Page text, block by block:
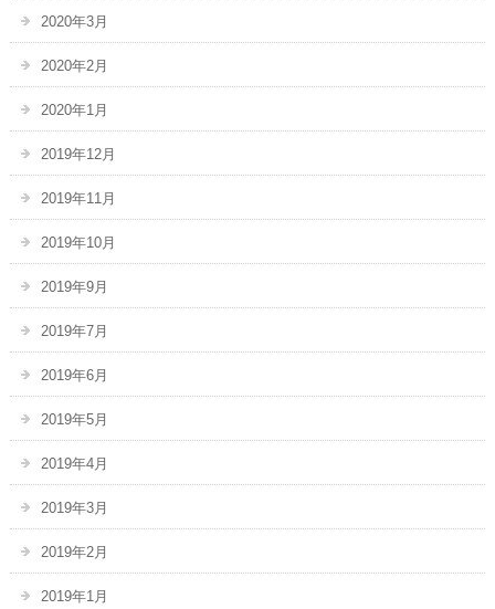
2020年3月
2020年2月
2020年1月
2019年12月
2019年11月
2019年10月
2019年9月
2019年7月
2019年6月
2019年5月
2019年4月
2019年3月
2019年2月
2019年1月